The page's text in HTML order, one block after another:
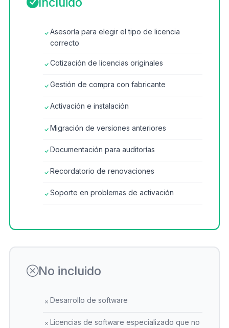
Asesoría para elegir el tipo de licencia
correcto
Cotización de licencias originales
Gestión de compra con fabricante
Activación e instalación
Migración de versiones anteriores
Documentación para auditorías
Recordatorio de renovaciones
Soporte en problemas de activación
No incluido
Desarrollo de software
Licencias de software especializado que no